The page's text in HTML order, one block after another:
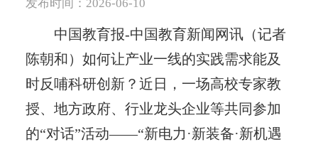
发布时间：2026-06-10
中国教育报-中国教育新闻网讯（记者
陈朝和）如何让产业一线的实践需求能及
时反哺科研创新？近日，一场高校专家教
授、地方政府、行业龙头企业等共同参加
的“对话”活动——“新电力·新装备·新机遇